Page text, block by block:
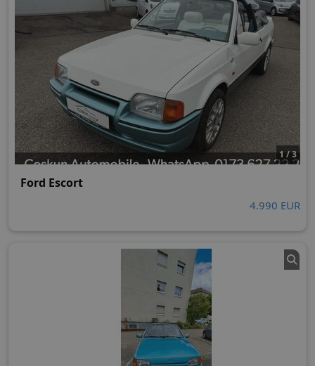
1 / 3
Ford Escort
4.990 EUR